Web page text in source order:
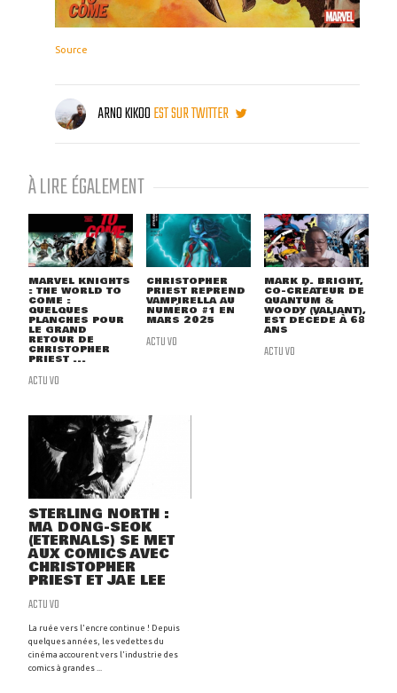
Source
ARNO KIKOOEST SUR TWITTER
À LIRE ÉGALEMENT
MARVEL KNIGHTS
: THE WORLD TO
COME :
QUELQUES
PLANCHES POUR
LE GRAND
RETOUR DE
CHRISTOPHER
PRIEST ...
ACTU VO
CHRISTOPHER
PRIEST REPREND
VAMPIRELLA AU
NUMÉRO #1 EN
MARS 2025
ACTU VO
MARK D. BRIGHT,
CO-CRÉATEUR DE
QUANTUM &
WOODY (VALIANT),
EST DÉCÉDÉ À 68
ANS
ACTU VO
STERLING NORTH :
MA DONG-SEOK
(ETERNALS) SE MET
AUX COMICS AVEC
CHRISTOPHER
PRIEST ET JAE LEE
ACTU VO
La ruée vers l'encre continue ! Depuis
quelques années, les vedettes du
cinéma accourent vers l'industrie des
comics à grandes ...